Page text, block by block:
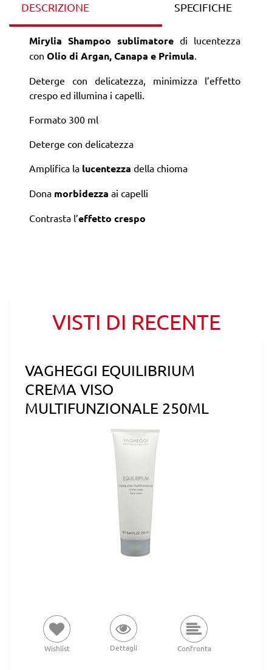
DESCRIZIONE SPECIFICHE
Mirylia Shampoo sublimatore di lucentezza
con Olio di Argan, Canapa e Primula.
Deterge con delicatezza, minimizza l’effetto
crespo ed illumina i capelli.
Formato 300 ml
Deterge con delicatezza
Amplifica la lucentezza della chioma
Dona morbidezza ai capelli
Contrasta l’effetto crespo
VISTI DI RECENTE
VAGHEGGI EQUILIBRIUM
CREMA VISO
MULTIFUNZIONALE 250ML
Wishlist Dettagli Confronta